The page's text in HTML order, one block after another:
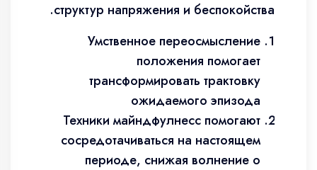
структур напряжения и беспокойства.
Умственное переосмысление
положения помогает
трансформировать трактовку
ожидаемого эпизода
Техники майндфулнесс помогают
сосредотачиваться на настоящем
периоде, снижая волнение о